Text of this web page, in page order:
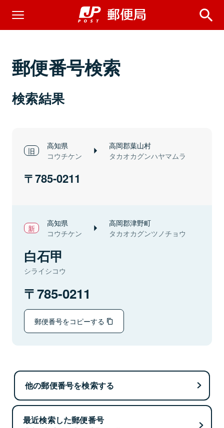
郵便番号検索
検索結果
高知県
コウチケン
高岡郡葉山村
タカオカグンハヤマムラ
785-0211
高知県
コウチケン
高岡郡津野町
タカオカグンツノチョウ
白石甲
シライシコウ
785-0211
郵便番号をコピーする
他の郵便番号を検索する
最近検索した郵便番号